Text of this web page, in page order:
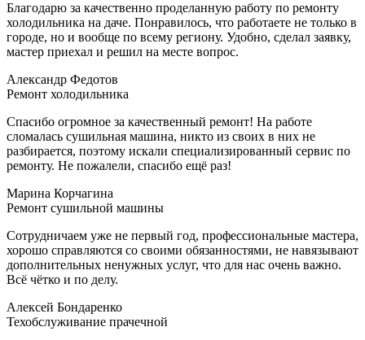
Благодарю за качественно проделанную работу по ремонту
холодильника на даче. Понравилось, что работаете не только в
городе, но и вообще по всему региону. Удобно, сделал заявку,
мастер приехал и решил на месте вопрос.
Александр Федотов
Ремонт холодильника
Спасибо огромное за качественный ремонт! На работе
сломалась сушильная машина, никто из своих в них не
разбирается, поэтому искали специализированный сервис по
ремонту. Не пожалели, спасибо ещё раз!
Марина Корчагина
Ремонт сушильной машины
Сотрудничаем уже не первый год, профессиональные мастера,
хорошо справляются со своими обязанностями, не навязывают
дополнительных ненужных услуг, что для нас очень важно.
Всё чётко и по делу.
Алексей Бондаренко
Техобслуживание прачечной